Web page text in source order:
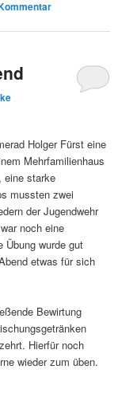
Holger Fürst eine
Mehrfamilienhaus
eine starke
mussten zwei
der Jugendwehr
noch eine
Übung wurde gut
etwas für sich
Bewirtung
Hierfür noch
wieder zum üben.